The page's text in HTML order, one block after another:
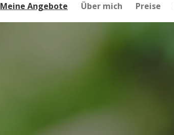
Meine Angebote Über mich Preise